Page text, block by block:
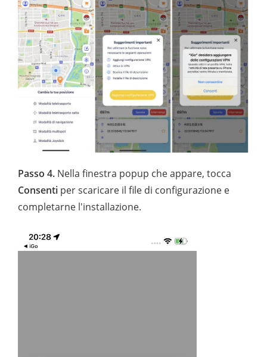
Passo 4. Nella finestra popup che appare, tocca
Consenti per scaricare il file di configurazione e
completarne l'installazione.